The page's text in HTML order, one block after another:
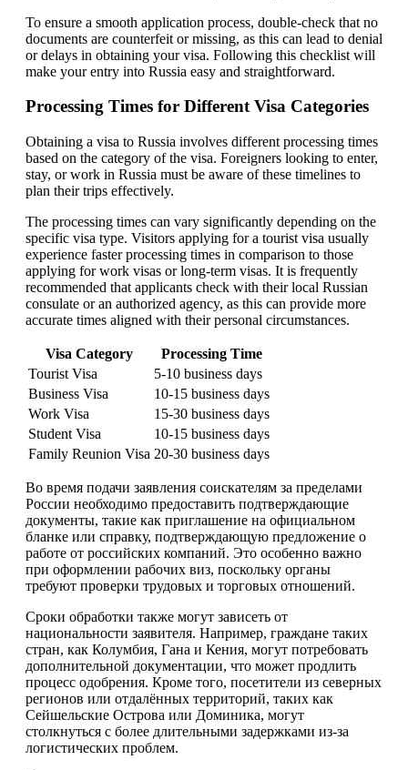
To ensure a smooth application process, double-check that no
documents are counterfeit or missing, as this can lead to denial
or delays in obtaining your visa. Following this checklist will
make your entry into Russia easy and straightforward.
Processing Times for Different Visa Categories
Obtaining a visa to Russia involves different processing times
based on the category of the visa. Foreigners looking to enter,
stay, or work in Russia must be aware of these timelines to
plan their trips effectively.
The processing times can vary significantly depending on the
specific visa type. Visitors applying for a tourist visa usually
experience faster processing times in comparison to those
applying for work visas or long-term visas. It is frequently
recommended that applicants check with their local Russian
consulate or an authorized agency, as this can provide more
accurate times aligned with their personal circumstances.
Visa Category
Processing Time
Tourist Visa
5-10 business days
Business Visa
10-15 business days
Work Visa
15-30 business days
Student Visa
10-15 business days
Family Reunion Visa 20-30 business days
Во время подачи заявления соискателям за пределами
России необходимо предоставить подтверждающие
документы, такие как приглашение на официальном
бланке или справку, подтверждающую предложение о
работе от российских компаний. Это особенно важно
при оформлении рабочих виз, поскольку органы
требуют проверки трудовых и торговых отношений.
Сроки обработки также могут зависеть от
национальности заявителя. Например, граждане таких
стран, как Колумбия, Гана и Кения, могут потребовать
дополнительной документации, что может продлить
процесс одобрения. Кроме того, посетители из северных
регионов или отдалённых территорий, таких как
Сейшельские Острова или Доминика, могут
столкнуться с более длительными задержками из-за
логистических проблем.